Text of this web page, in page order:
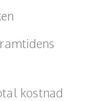
och
konsumtion
kostnad